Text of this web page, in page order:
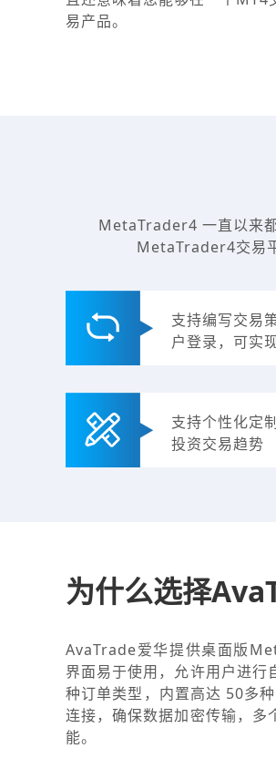
易产品。
MetaTrader4 一直以来
MetaTrader4交易
支持编写交易
户登录，可实
支持个性化定
投资交易趋势
为什么选择
AvaTrade爱华提供桌面版
界面易于使用，允许用户进行
种订单类型，内置高达 50多
连接，确保数据加密传输，多
能。